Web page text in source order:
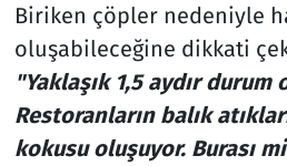
Biriken çöpler nedeniyle
oluşabileceğine dikkati
"Yaklaşık 1,5 aydır durum
Restoranların balık
kokusu oluşuyor. Burası